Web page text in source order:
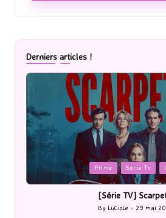
Derniers articles !
Posted
in
Cinéma
[Cinéma] Les Rayons et
Posted
By LuCioLe 27 mai